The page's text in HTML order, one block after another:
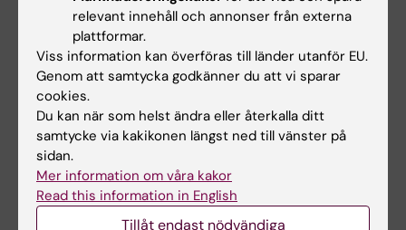
minuter. Intervjun sker genom att en person i
forskargruppen kommer hem till dig eller
träffas på en plats som du föreslår. Frågorna
som ställs kommer att beröra dina upplevelser
och erfarenheter av den vård och omsorg
som du får och vilka förbättringsområden som
du ser. Du bestämmer själv vilka frågor du vill
svara på och hur mycket du vill berätta. Det du
säger i intervjun kommer inte att påverka din
relevant innehåll och annonser från externa
plattformar.
Viss information kan överföras till länder utanför EU.
Genom att samtycka godkänner du att vi sparar
cookies.
Du kan när som helst ändra eller återkalla ditt
samtycke via kakikonen längst ned till vänster på
sidan.
Mer information om våra kakor
Read this information in English
Tillåt endast nödvändiga